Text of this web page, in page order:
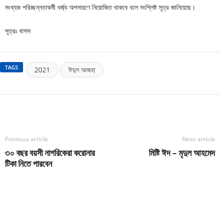
সংখ্যক পরিচ্ছন্নতাকর্মী বর্জ্য অপসারণে নিয়োজিত থাকবে বলে সংশ্লিষ্ট সূত্র জানিয়েছে।
সূত্রঃ বাসস
TAGS 2021 ঈদুল আজহা
Previous article
৩০ বছর বয়সী নাগরিকেরা করোনার
টিকা নিতে পারবেন
Next article
মিষ্টি ঈদ – মৃদুল আহমেদ